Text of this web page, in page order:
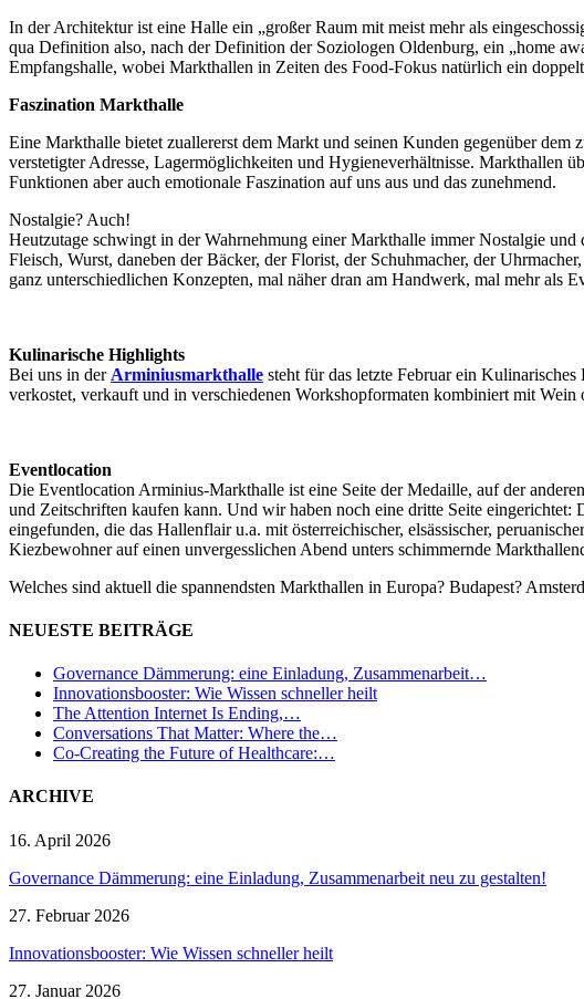
In der Architektur ist eine Halle ein „großer Raum mit meist mehr als
qua Definition also, nach der Definition der Soziologen Oldenburg, ein „home
Empfangshalle, wobei Markthallen in Zeiten des Food-Fokus natürlich ein
Faszination Markthalle
Eine Markthalle bietet zuallererst dem Markt und seinen Kunden gegenüber
verstetigter Adresse, Lagermöglichkeiten und Hygieneverhältnisse. Markthallen
Funktionen aber auch emotionale Faszination auf uns aus und das zunehmend.
Nostalgie? Auch!
Heutzutage schwingt in der Wahrnehmung einer Markthalle immer Nostalgie und
Fleisch, Wurst, daneben der Bäcker, der Florist, der Schuhmacher, der
ganz unterschiedlichen Konzepten, mal näher dran am Handwerk, mal mehr als
Kulinarische Highlights
Bei uns in der Arminiusmarkthalle steht für das letzte Februar ein
verkostet, verkauft und in verschiedenen Workshopformaten kombiniert mit
Eventlocation
Die Eventlocation Arminius-Markthalle ist eine Seite der Medaille, auf der
und Zeitschriften kaufen kann. Und wir haben noch eine dritte Seite eingerichtet:
eingefunden, die das Hallenflair u.a. mit österreichischer, elsässischer,
Kiezbewohner auf einen unvergesslichen Abend unters schimmernde
Welches sind aktuell die spannendsten Markthallen in Europa? Budapest?
NEUESTE BEITRÄGE
Governance Dämmerung: eine Einladung, Zusammenarbeit…
Innovationsbooster: Wie Wissen schneller heilt
The Attention Internet Is Ending,…
Conversations That Matter: Where the…
Co-Creating the Future of Healthcare:…
ARCHIVE
16. April 2026
Governance Dämmerung: eine Einladung, Zusammenarbeit neu zu gestalten!
27. Februar 2026
Innovationsbooster: Wie Wissen schneller heilt
27. Januar 2026